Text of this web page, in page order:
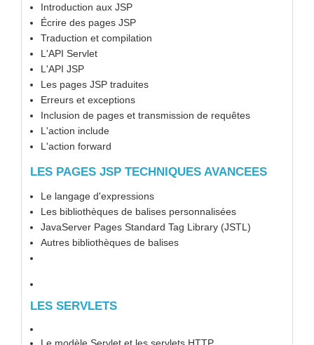
Introduction aux JSP
Écrire des pages JSP
Traduction et compilation
L'API Servlet
L'API JSP
Les pages JSP traduites
Erreurs et exceptions
Inclusion de pages et transmission de requêtes
L'action include
L'action forward
LES PAGES JSP TECHNIQUES AVANCEES
Le langage d'expressions
Les bibliothèques de balises personnalisées
JavaServer Pages Standard Tag Library (JSTL)
Autres bibliothèques de balises
LES SERVLETS
Le modèle Servlet et les servlets HTTP